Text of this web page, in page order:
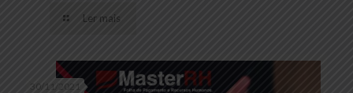
Ler mais
30/11/2021